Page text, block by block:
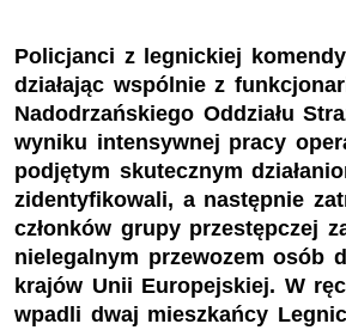
Policjanci z legnickiej
działając wspólnie z
Nadodrzańskiego Oddziału
wyniku intensywnej pracy
podjętym skutecznym
zidentyfikowali, a następnie
członków grupy przestępczej
nielegalnym przewozem osób
krajów Unii Europejskiej. W
wpadli dwaj mieszkańcy